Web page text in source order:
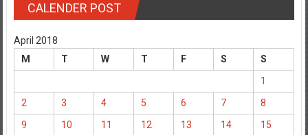
CALENDER POST
April 2018
M
T W T F S
S
1
2
3 4 5 6 7
8
9
10 11 12 13 14 15